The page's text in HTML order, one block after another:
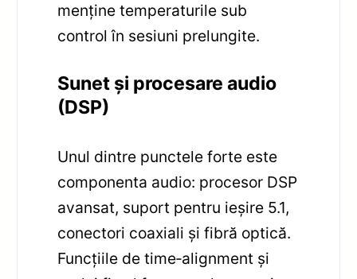
menține temperaturile sub
control în sesiuni prelungite.
Sunet și procesare audio
(DSP)
Unul dintre punctele forte este
componenta audio: procesor DSP
avansat, suport pentru ieșire 5.1,
conectori coaxiali și fibră optică.
Funcțiile de time‑alignment și